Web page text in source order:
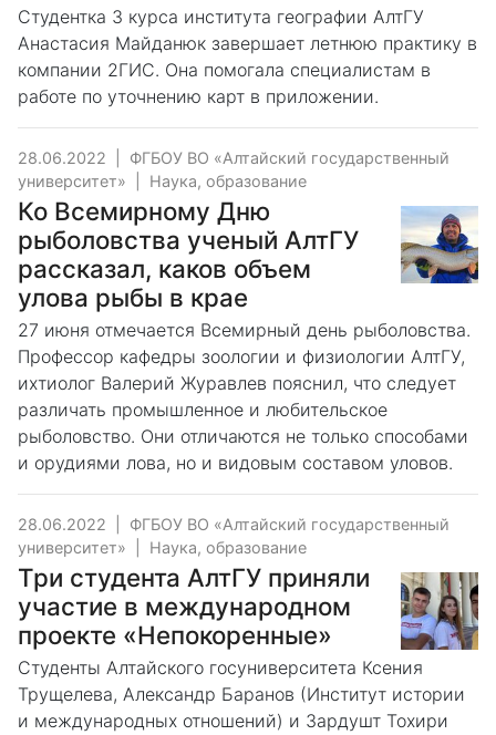
Студентка 3 курса института географии АлтГУ
Анастасия Майданюк завершает летнюю практику в
компании 2ГИС. Она помогала специалистам в
работе по уточнению карт в приложении.
28.06.2022
ФГБОУ ВО «Алтайский государственный
университет»
Наука, образование
Ко Всемирному Дню
рыболовства ученый АлтГУ
рассказал, каков объем
улова рыбы в крае
27 июня отмечается Всемирный день рыболовства.
Профессор кафедры зоологии и физиологии АлтГУ,
ихтиолог Валерий Журавлев пояснил, что следует
различать промышленное и любительское
рыболовство. Они отличаются не только способами
и орудиями лова, но и видовым составом уловов.
28.06.2022
ФГБОУ ВО «Алтайский государственный
университет»
Наука, образование
Три студента АлтГУ приняли
участие в международном
проекте «Непокоренные»
Студенты Алтайского госуниверситета Ксения
Трущелева, Александр Баранов (Институт истории
и международных отношений) и Зардушт Тохири